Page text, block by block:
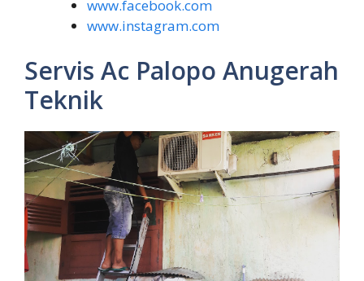
www.facebook.com
www.instagram.com
Servis Ac Palopo Anugerah
Teknik